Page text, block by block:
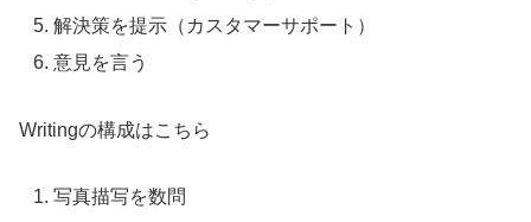
解決策を提示（カスタマーサポート）
意見を言う
Writingの構成はこちら
写真描写を数問